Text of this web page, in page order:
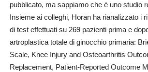
pubblicato, ma sappiamo che è uno studio
Insieme ai colleghi, Horan ha rianalizzato i
di test effettuati su 269 pazienti prima e
artroplastica totale di ginocchio primaria:
Scale, Knee Injury and Osteoarthritis
Replacement, Patient-Reported Outcome